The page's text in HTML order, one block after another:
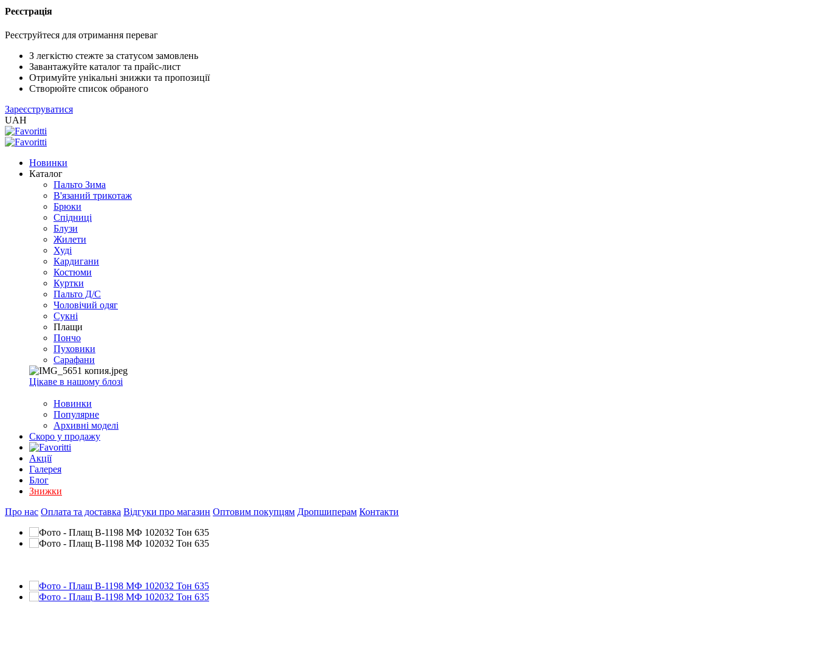
Реєстрація
Реєструйтеся для отримання переваг
З легкістю стежте за статусом замовлень
Завантажуйте каталог та прайс-лист
Отримуйте унікальні знижки та пропозиції
Створюйте список обраного
Зареєструватися
UAH
Новинки
Каталог
Пальто Зима
В'язаний трикотаж
Брюки
Спідниці
Блузи
Жилети
Худі
Кардигани
Костюми
Куртки
Пальто Д/С
Чоловічий одяг
Сукні
Плащи
Пончо
Пуховики
Сарафани
Цікаве в нашому блозі
Новинки
Популярне
Архивні моделі
Скоро у продажу
Акції
Галерея
Блог
Знижки
Про нас Оплата та доставка Відгуки про магазин Оптовим покупцям Дропшиперам Контакти
/
2005
(Розн.)
/
EXCEL
2005
(Опт)
XLSX